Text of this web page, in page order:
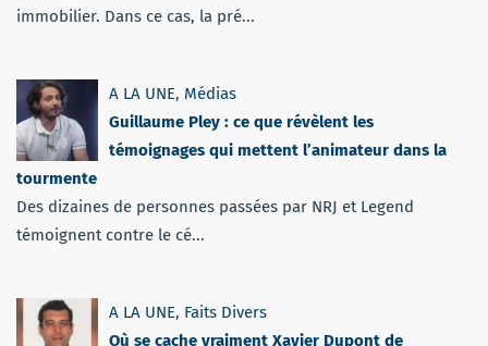
immobilier. Dans ce cas, la pré...
A LA UNE, Médias
Guillaume Pley : ce que révèlent les
témoignages qui mettent l’animateur dans la
tourmente
Des dizaines de personnes passées par NRJ et Legend
témoignent contre le cé...
A LA UNE, Faits Divers
Où se cache vraiment Xavier Dupont de